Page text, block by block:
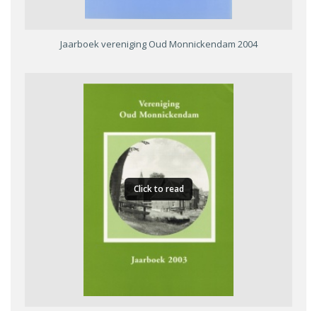
Jaarboek vereniging Oud Monnickendam 2004
Click to read